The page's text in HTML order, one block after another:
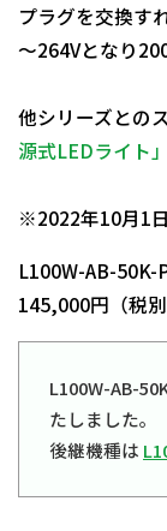
プラグを交換す
～264Vとなり
他シリーズとの
源式LEDライト」
※2022年10月1
L100W-AB-50K-
145,000円（税別
L100W-AB-
たしました。
後継機種は